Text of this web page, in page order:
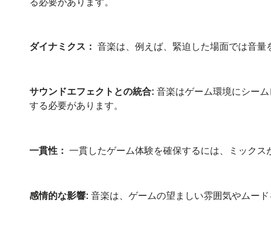
ダイナミクス： 音楽は、例えば、緊迫した場面では音量
サウンドエフェクトとの統合: 音楽はゲーム環境にシー
する必要があります。
一貫性： 一貫したゲーム体験を確保するには、ミックス
感情的な影響: 音楽は、ゲームの望ましい雰囲気やムー